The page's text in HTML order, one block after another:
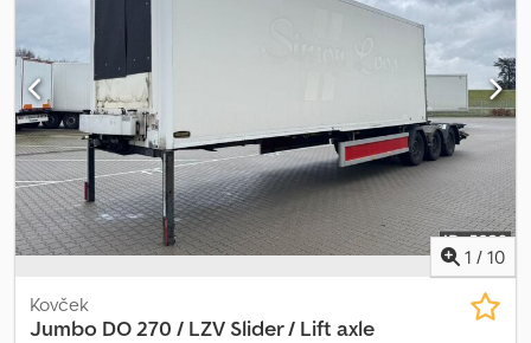
1 / 10
Kovček
Jumbo DO 270 / LZV Slider / Lift axle